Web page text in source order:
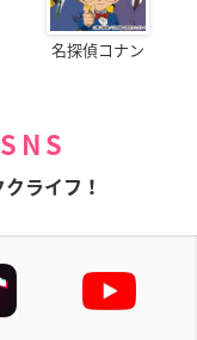
名探偵コナン
ライフ！